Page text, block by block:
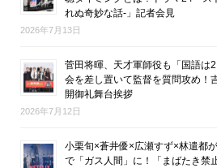
れぬ奇妙な話-」記者会見
2026年7月13日
菅田将暉、天才軍師役も「国語は
会を差し置いて監督を質問攻め！
開御礼舞台挨拶
2026年7月12日
小栗旬×蒼井優×広瀬すず×林遣都
で「ガス人間」に！「まばたき禁